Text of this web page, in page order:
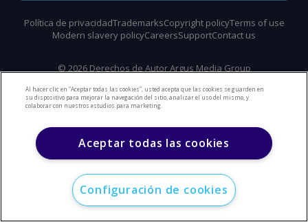
© 2026 Derechos de Autor Argus Media Group
Política de privacidadTrademarksCopyright policyTerms of use
Modern slavery policyCareersSupportContact us
Al hacer clic en “Aceptar todas las cookies”, usted acepta que las cookies se guarden en
su dispositivo para mejorar la navegación del sitio, analizar el uso del mismo, y
colaborar con nuestros estudios para marketing.
Aceptar todas las cookies
Configuración de cookies